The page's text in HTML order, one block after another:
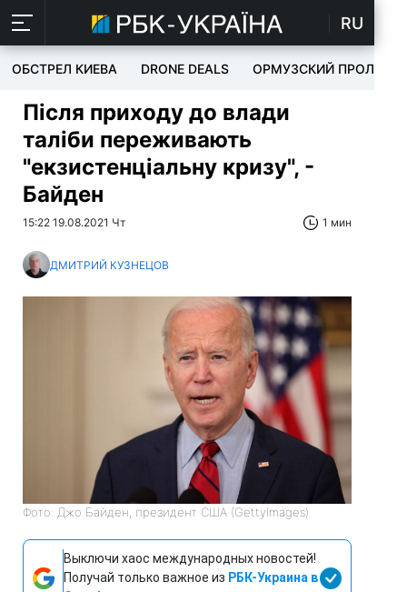
RU
ОБСТРЕЛ КИЕВА DRONE DEALS ОРМУЗСКИЙ ПРОЛИВ
Після приходу до влади
таліби переживають
"екзистенціальну кризу", -
Байден
15:22 19.08.2021 Чт 1 мин
ДМИТРИЙ КУЗНЕЦОВ
Фото: Джо Байден, президент США (GettyImages)
Выключи хаос международных новостей!
Получай только важное из РБК-Украина в